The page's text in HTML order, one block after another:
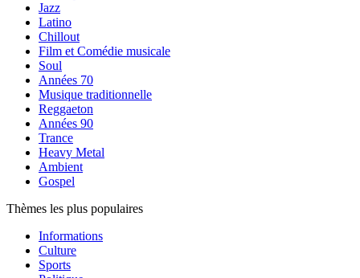
Jazz
Latino
Chillout
Film et Comédie musicale
Soul
Années 70
Musique traditionnelle
Reggaeton
Années 90
Trance
Heavy Metal
Ambient
Gospel
Thèmes les plus populaires
Informations
Culture
Sports